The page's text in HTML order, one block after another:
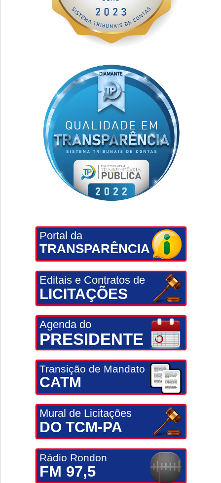
Portal da
TRANSPARÊNCIA
Editais e Contratos de
LICITAÇÕES
Agenda do
PRESIDENTE
Transição de Mandato
CATM
Mural de Licitações
DO TCM-PA
Rádio Rondon
FM 97,5